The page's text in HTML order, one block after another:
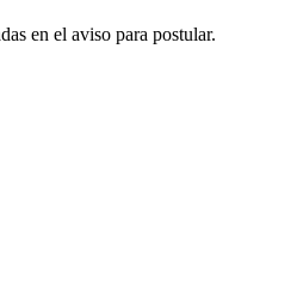
en el aviso para postular.